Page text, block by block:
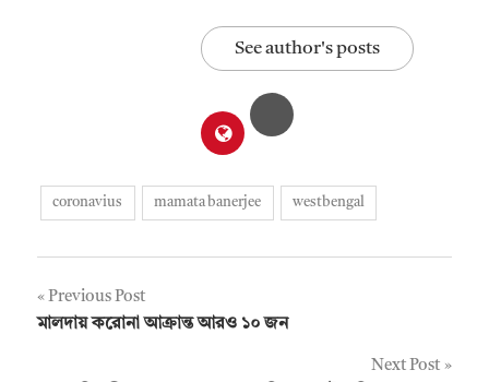
See author's posts
coronavius mamata banerjee westbengal
Post
Previous Post
মালদায় করোনা আক্রান্ত আরও ১০ জন
Next Post